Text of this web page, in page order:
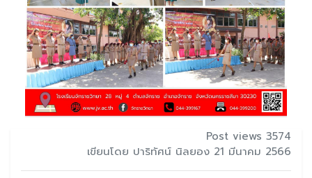
Post views 3574
เขียนโดย ปาริทัศน์ นิลยอง 21 มีนาคม 2566